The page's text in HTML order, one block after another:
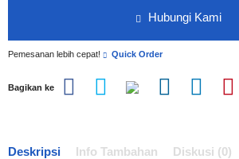
Hubungi Kami
Pemesanan lebih cepat! Quick Order
Bagikan ke
Deskripsi Info Tambahan Diskusi (0)